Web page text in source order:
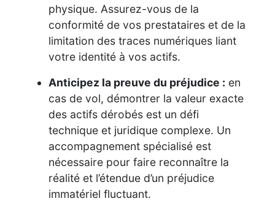
physique. Assurez-vous de la
conformité de vos prestataires et de la
limitation des traces numériques liant
votre identité à vos actifs.
Anticipez la preuve du préjudice : en
cas de vol, démontrer la valeur exacte
des actifs dérobés est un défi
technique et juridique complexe. Un
accompagnement spécialisé est
nécessaire pour faire reconnaître la
réalité et l’étendue d’un préjudice
immatériel fluctuant.